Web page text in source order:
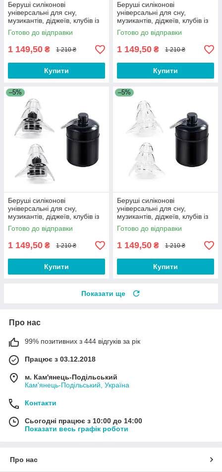
Беруші силіконові
універсальні для сну,
музикантів, діджеїв, клубів із
контейнером Silicone Ear
Plugs Pro Red
Готово до відправки
1 149,50 ₴ 1 210 ₴
Купити
Беруші силіконові
універсальні для сну,
музикантів, діджеїв, клубів із
контейнером Silicone Ear Pro
Blue
Готово до відправки
1 149,50 ₴ 1 210 ₴
Купити
–5%
Беруші силіконові
універсальні для сну,
музикантів, діджеїв, клубів із
контейнером Silicone Ear Pro
Black
Готово до відправки
1 149,50 ₴ 1 210 ₴
Купити
–5%
Беруші силіконові
універсальні для сну,
музикантів, діджеїв, клубів із
контейнером Silicone Ear
Plugs Pro
Готово до відправки
1 149,50 ₴ 1 210 ₴
Купити
Показати ще
Про нас
99% позитивних з 444 відгуків за рік
Працює з 03.12.2018
м. Кам'янець-Подільський
Кам'янець-Подільський, Україна
Контакти
Сьогодні працює з 10:00 до 14:00
Показати весь графік роботи
Про нас